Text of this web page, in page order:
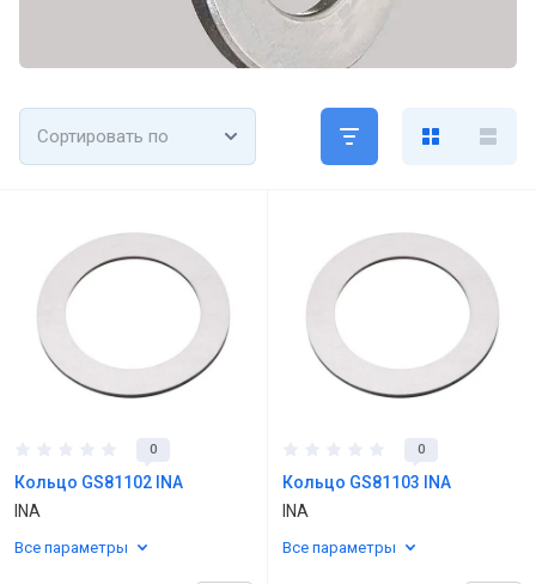
Сортировать по
0
Кольцо GS81102 INA
INA
Все параметры
0
Кольцо GS81103 INA
INA
Все параметры